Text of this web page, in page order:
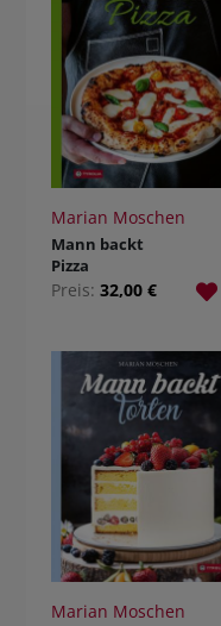
Marian Moschen
Mann backt
Pizza
Preis: 32,00 €
Marian Moschen